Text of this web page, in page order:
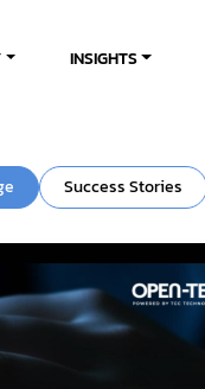
INSIGHTS
Success Stories